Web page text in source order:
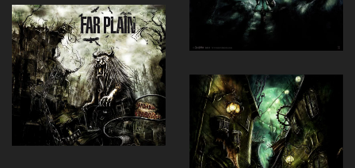
Voir